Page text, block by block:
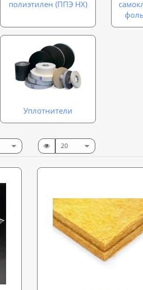
полиэтилен (ППЭ НХ)
Уплотнители